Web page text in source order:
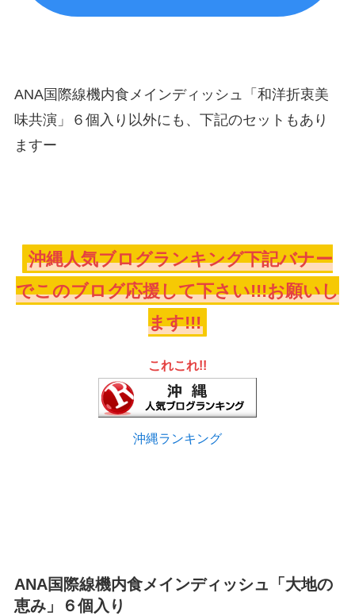
ANA国際線機内食メインディッシュ「和洋折衷美
味共演」６個入り以外にも、下記のセットもあり
ますー
沖縄人気ブログランキング下記バナー
でこのブログ応援して下さい!!!お願いし
ます!!!
これこれ!!
沖縄ランキング
ANA国際線機内食メインディッシュ「大地の
恵み」６個入り